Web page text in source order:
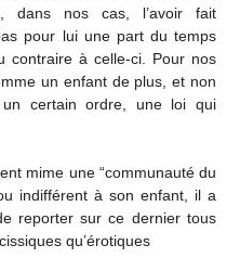
dans nos cas, l’avoir fait
pour lui une part du temps
contraire à celle-ci. Pour nos
un enfant de plus, et non
certain ordre, une loi qui
mime une “communauté du
indifférent à son enfant, il a
reporter sur ce dernier tous
qu’érotiques